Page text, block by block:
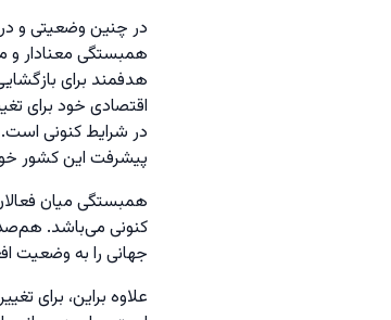
در چنین وضعیتی و
همبستگی معنادار و
هدفمند برای
اقتصادی خود برای
در شرایط کنونی است.
پیشرفت این کشور
همبستگی میان
کنونی می‌باشد.
جهانی را به وضعیت
علاوه براین، برای